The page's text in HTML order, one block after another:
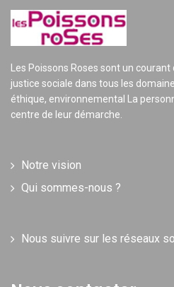
Les Poissons Roses sont un
justice sociale dans tous les
éthique, environnemental La
centre de leur démarche.
Notre vision
Qui sommes-nous ?
Nous suivre sur les réseaux